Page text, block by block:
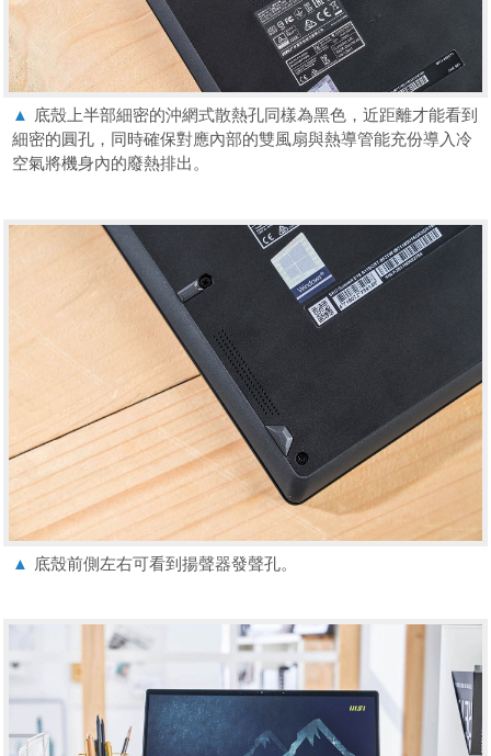
▲ 底殼上半部細密的沖網式散熱孔同樣為黑色，近距離才能看到
細密的圓孔，同時確保對應內部的雙風扇與熱導管能充份導入冷
空氣將機身內的廢熱排出。
▲ 底殼前側左右可看到揚聲器發聲孔。